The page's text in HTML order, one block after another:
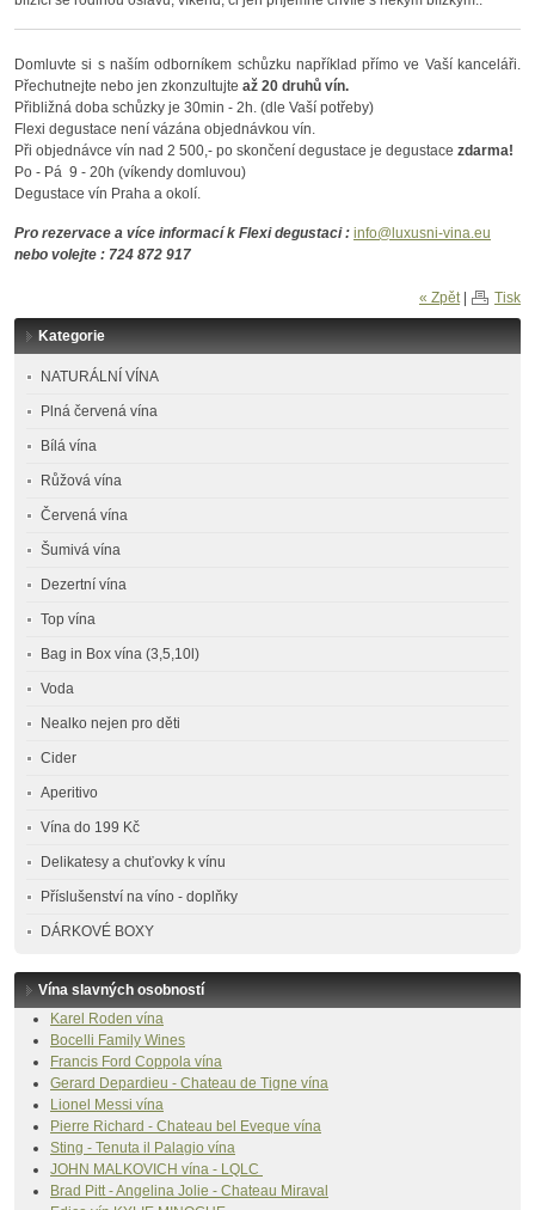
Domluvte si s naším odborníkem schůzku například přímo ve Vaší kanceláři.
Přechutnejte nebo jen zkonzultujte až 20 druhů vín.
Přibližná doba schůzky je 30min - 2h. (dle Vaší potřeby)
Flexi degustace není vázána objednávkou vín.
Při objednávce vín nad 2 500,- po skončení degustace je degustace zdarma!
Po - Pá 9 - 20h (víkendy domluvou)
Degustace vín Praha a okolí.
Pro rezervace a více informací k Flexi degustaci : info@luxusni-vina.eu
nebo volejte : 724 872 917
« Zpět| Tisk
Kategorie
NATURÁLNÍ VÍNA
Plná červená vína
Bílá vína
Růžová vína
Červená vína
Šumivá vína
Dezertní vína
Top vína
Bag in Box vína (3,5,10l)
Voda
Nealko nejen pro děti
Cider
Aperitivo
Vína do 199 Kč
Delikatesy a chuťovky k vínu
Příslušenství na víno - doplňky
DÁRKOVÉ BOXY
Vína slavných osobností
Karel Roden vína
Bocelli Family Wines
Francis Ford Coppola vína
Gerard Depardieu - Chateau de Tigne vína
Lionel Messi vína
Pierre Richard - Chateau bel Eveque vína
Sting - Tenuta il Palagio vína
JOHN MALKOVICH vína - LQLC
Brad Pitt - Angelina Jolie - Chateau Miraval